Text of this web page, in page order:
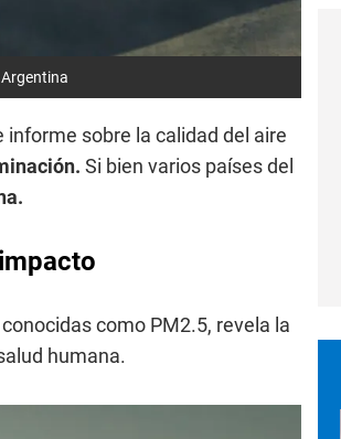
informe sobre la calidad del aire
Si bien varios países del
como PM2.5, revela la
humana.